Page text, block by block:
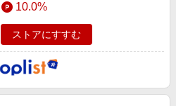
10.0%
ストアにすすむ